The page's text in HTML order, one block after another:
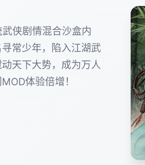
侠剧情混合沙盒内
常少年，陷入江湖武
天下大势，成为万人
体验倍增！